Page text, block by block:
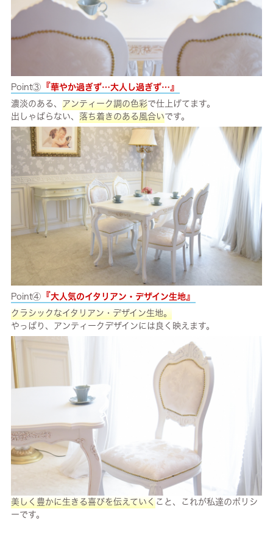
Point③『華やか過ぎず…大人し過ぎず… 』
濃淡のある、 アンティーク調の色彩で仕上げてます。
出しゃばらない、 落ち着きのある風合いです。
Point④『大人気のイタリアン・デザイン生地』
クラシックなイタリアン・デザイン生地。
やっぱり、アンティークデザインには良く映えます。
美しく豊かに生きる喜びを伝えていくこと、これが私達のポリシ
ーです。